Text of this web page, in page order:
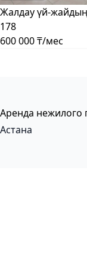
Жалдау үй-
178
600 000 ₸/мес
Аренда нежилого
Астана